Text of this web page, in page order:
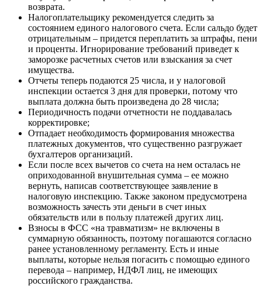
возврата.
Налогоплательщику рекомендуется следить за
состоянием единого налогового счета. Если сальдо будет
отрицательным – придется переплатить за штрафы, пени
и проценты. Игнорирование требований приведет к
заморозке расчетных счетов или взыскания за счет
имущества.
Отчеты теперь подаются 25 числа, и у налоговой
инспекции остается 3 дня для проверки, потому что
выплата должна быть произведена до 28 числа;
Периодичность подачи отчетности не поддавалась
корректировке;
Отпадает необходимость формирования множества
платежных документов, что существенно разгружает
бухгалтеров организаций.
Если после всех вычетов со счета на нем осталась не
оприходованной внушительная сумма – ее можно
вернуть, написав соответствующее заявление в
налоговую инспекцию. Также законом предусмотрена
возможность зачесть эти деньги в счет иных
обязательств или в пользу платежей других лиц.
Взносы в ФСС «на травматизм» не включены в
суммарную обязанность, поэтому погашаются согласно
ранее установленному регламенту. Есть и иные
выплаты, которые нельзя погасить с помощью единого
перевода – например, НДФЛ лиц, не имеющих
российского гражданства.